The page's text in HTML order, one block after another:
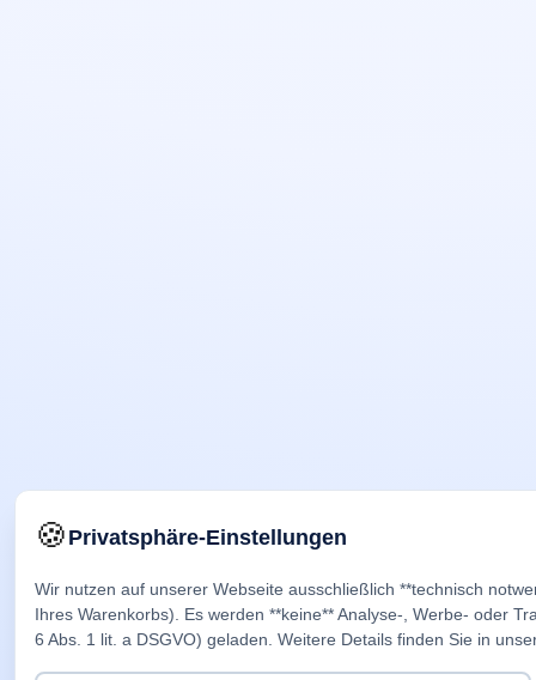
🍪Privatsphäre-Einstellungen
Wir nutzen auf unserer Webseite ausschließlich **technisch
Ihres Warenkorbs). Es werden **keine** Analyse-, Werbe- oder
6 Abs. 1 lit. a DSGVO) geladen. Weitere Details finden Sie in